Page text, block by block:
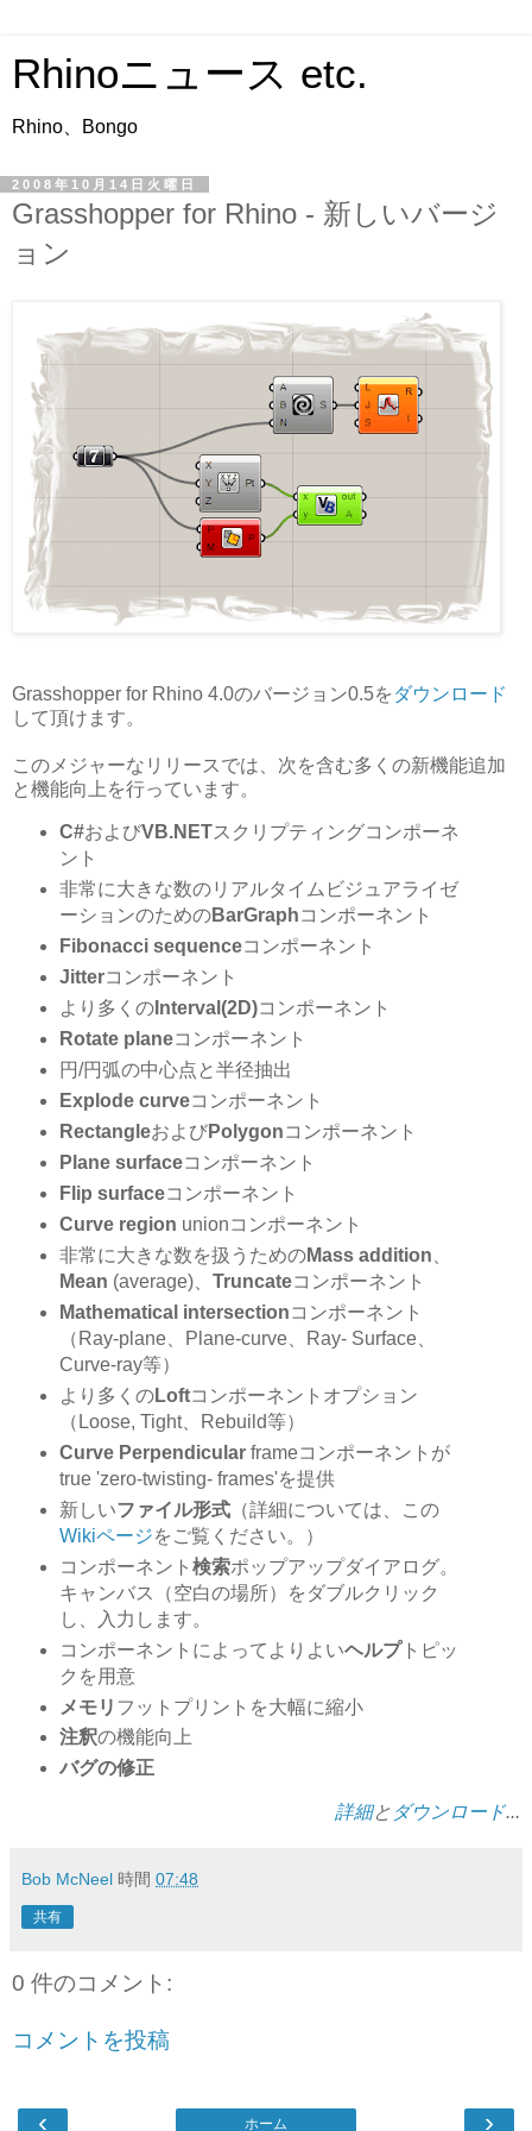
Rhinoニュース etc.
Rhino、Bongo
2008年10月14日火曜日
Grasshopper for Rhino - 新しいバージ
ョン
Grasshopper for Rhino 4.0のバージョン0.5を ダウンロード
して頂けます。
このメジャーなリリースでは、次を含む多くの新機能追加
と機能向上を行っています。
C#およびVB.NETスクリプティングコンポーネ
ント
非常に大きな数のリアルタイムビジュアライゼ
ーションのためのBarGraphコンポーネント
Fibonacci sequenceコンポーネント
Jitterコンポーネント
より多くのInterval(2D)コンポーネント
Rotate planeコンポーネント
円/円弧の中心点と半径抽出
Explode curveコンポーネント
RectangleおよびPolygonコンポーネント
Plane surfaceコンポーネント
Flip surfaceコンポーネント
Curve region unionコンポーネント
非常に大きな数を扱うためのMass addition
Mean (average)、 Truncateコンポーネント
Mathematical intersectionコンポーネント
（Ray-plane、Plane-curve、Ray- Surface、
Curve-ray等）
より多くのLoftコンポーネントオプション
（Loose, Tight、Rebuild等）
Curve Perpendicularframeコンポーネントが
true 'zero-twisting- frames'を提供
新しいファイル形式（詳細については、この
Wikiページをご覧ください。）
コンポーネント 検索ポップアップダイアログ。
キャンバス（空白の場所）をダブルクリック
し、入力します。
コンポーネントによってよりよいヘルプトピッ
クを用意
メモリ フットプリントを大幅に縮小
注釈の機能向上
バグの修正
詳細と ダウンロード...
Bob McNeel 時間 07:48
共有
0 件のコメント:
コメントを投稿
‹ ›
ホーム